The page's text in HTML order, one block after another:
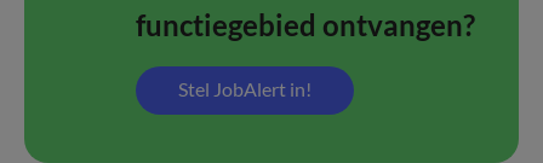
functiegebied ontvangen?
Stel JobAlert in!